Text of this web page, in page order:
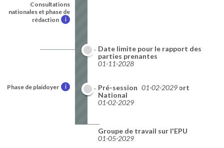
Consultations
nationales et phase de
rédaction
i
Phase de plaidoyer i
Date limite pour le rapport des
parties prenantes
01-11-2028
Date limite pour le Rapport
National
01-02-2029
Pré-session 01-02-2029
Groupe de travail sur l'EPU
01-05-2029